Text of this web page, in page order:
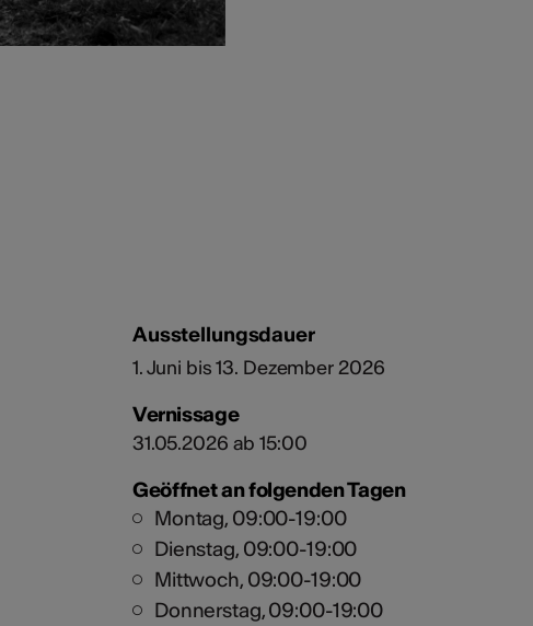
Ausstellungsdauer
1. Juni bis 13. Dezember 2026
Vernissage
31.05.2026 ab 15:00
Geöffnet an folgenden Tagen
Montag, 09:00-19:00
Dienstag, 09:00-19:00
Mittwoch, 09:00-19:00
Donnerstag, 09:00-19:00